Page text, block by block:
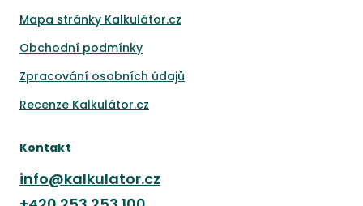
Mapa stránky Kalkulátor.cz
Obchodní podmínky
Zpracování osobních údajů
Recenze Kalkulátor.cz
Kontakt
info@kalkulator.cz